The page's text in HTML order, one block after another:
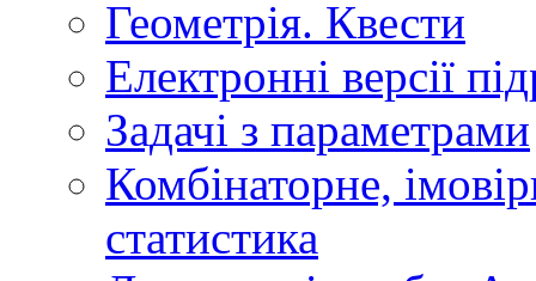
Геометрія. Квести
Електронні версії
Задачі з параметрами
Комбінаторне,
статистика